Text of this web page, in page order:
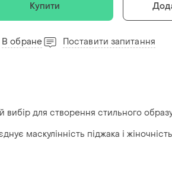
Купити
В обране Поставити запитання
для створення стильного
маскулінність піджака і жіночність